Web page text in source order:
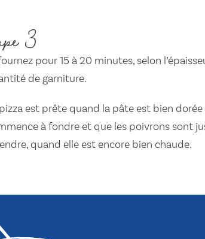
3
pour 15 à 20 minutes, selon
de garniture.
est prête quand la pâte est bien
à fondre et que les poivrons sont
quand elle est encore bien chaude.